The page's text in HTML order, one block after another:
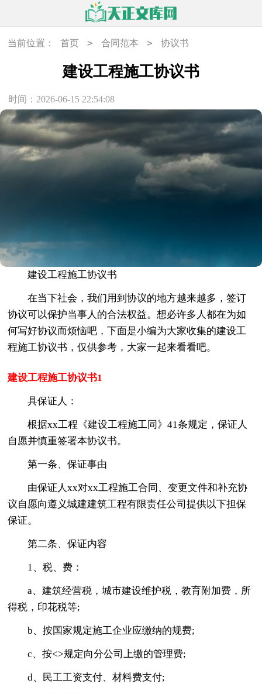
当前位置： 首页 > 合同范本 > 协议书
建设工程施工协议书
时间：2026-06-15 22:54:08
建设工程施工协议书
在当下社会，我们用到协议的地方越来越多，签订
协议可以保护当事人的合法权益。想必许多人都在为如
何写好协议而烦恼吧，下面是小编为大家收集的建设工
程施工协议书，仅供参考，大家一起来看看吧。
建设工程施工协议书1
具保证人：
根据xx工程《建设工程施工同》41条规定，保证人
自愿并慎重签署本协议书。
第一条、保证事由
由保证人xx对xx工程施工合同、变更文件和补充协
议自愿向遵义城建建筑工程有限责任公司提供以下担保
保证。
第二条、保证内容
1、税、费：
a、建筑经营税，城市建设维护税，教育附加费，所
得税，印花税等;
b、按国家规定施工企业应缴纳的规费;
c、按<>规定向分公司上缴的管理费;
d、民工工资支付、材料费支付;